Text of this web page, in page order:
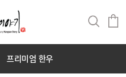
프리미엄 한우